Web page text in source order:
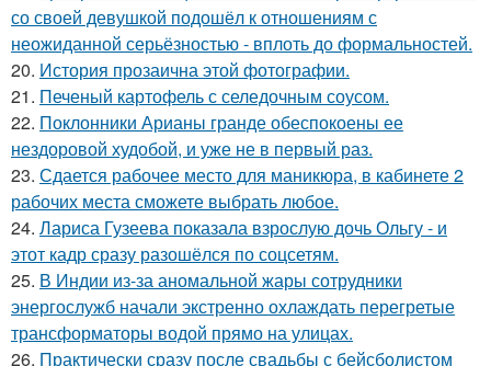
со своей девушкой подошёл к отношениям с
неожиданной серьёзностью - вплоть до формальностей.
20. История прозаична этой фотографии.
21. Печеный картофель с селедочным соусом.
22. Поклонники Арианы гранде обеспокоены ее
нездоровой худобой, и уже не в первый раз.
23. Сдается рабочее место для маникюра, в кабинете 2
рабочих места сможете выбрать любое.
24. Лариса Гузеева показала взрослую дочь Ольгу - и
этот кадр сразу разошёлся по соцсетям.
25. В Индии из-за аномальной жары сотрудники
энергослужб начали экстренно охлаждать перегретые
трансформаторы водой прямо на улицах.
26. Практически сразу после свадьбы с бейсболистом